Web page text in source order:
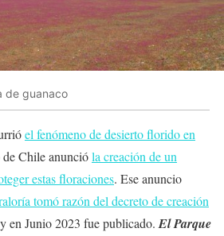
de guanaco
el fenómeno de desierto florido en
Chile anuncióla creación de un
estas floraciones. Ese anuncio
tomó razón del decreto de creación
y en Junio 2023 fue publicado.El Parque